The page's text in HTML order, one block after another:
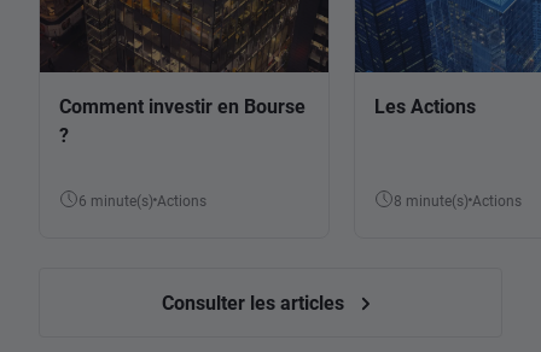
Comment investir en Bourse
?
6 minute(s) Actions
Les Actions
8 minute(s) Actions
Consulter les articles